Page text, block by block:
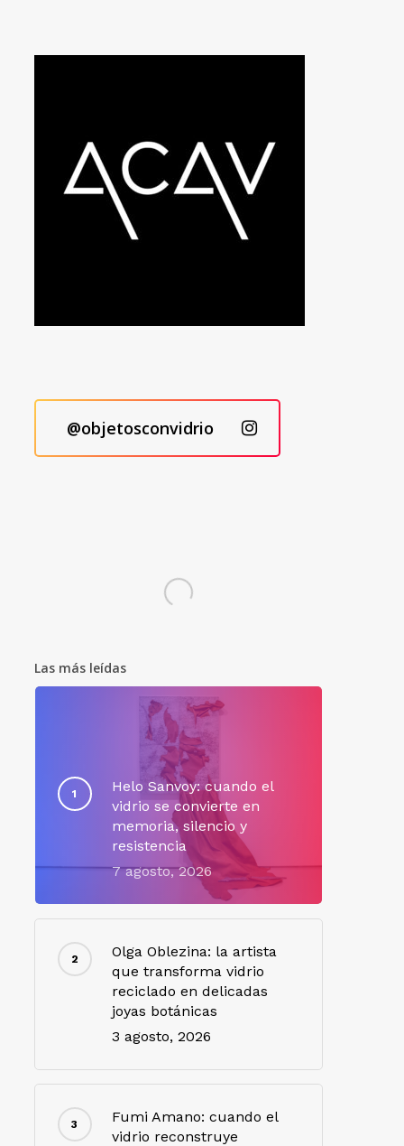
@objetosconvidrio
Las más leídas
Helo Sanvoy: cuando el
vidrio se convierte en
memoria, silencio y
resistencia
7 agosto, 2026
Olga Oblezina: la artista
que transforma vidrio
reciclado en delicadas
joyas botánicas
3 agosto, 2026
Fumi Amano: cuando el
vidrio reconstruye